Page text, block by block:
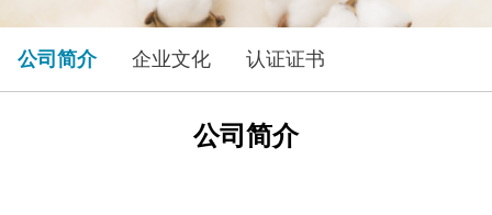
公司简介 企业文化 认证证书
公司简介